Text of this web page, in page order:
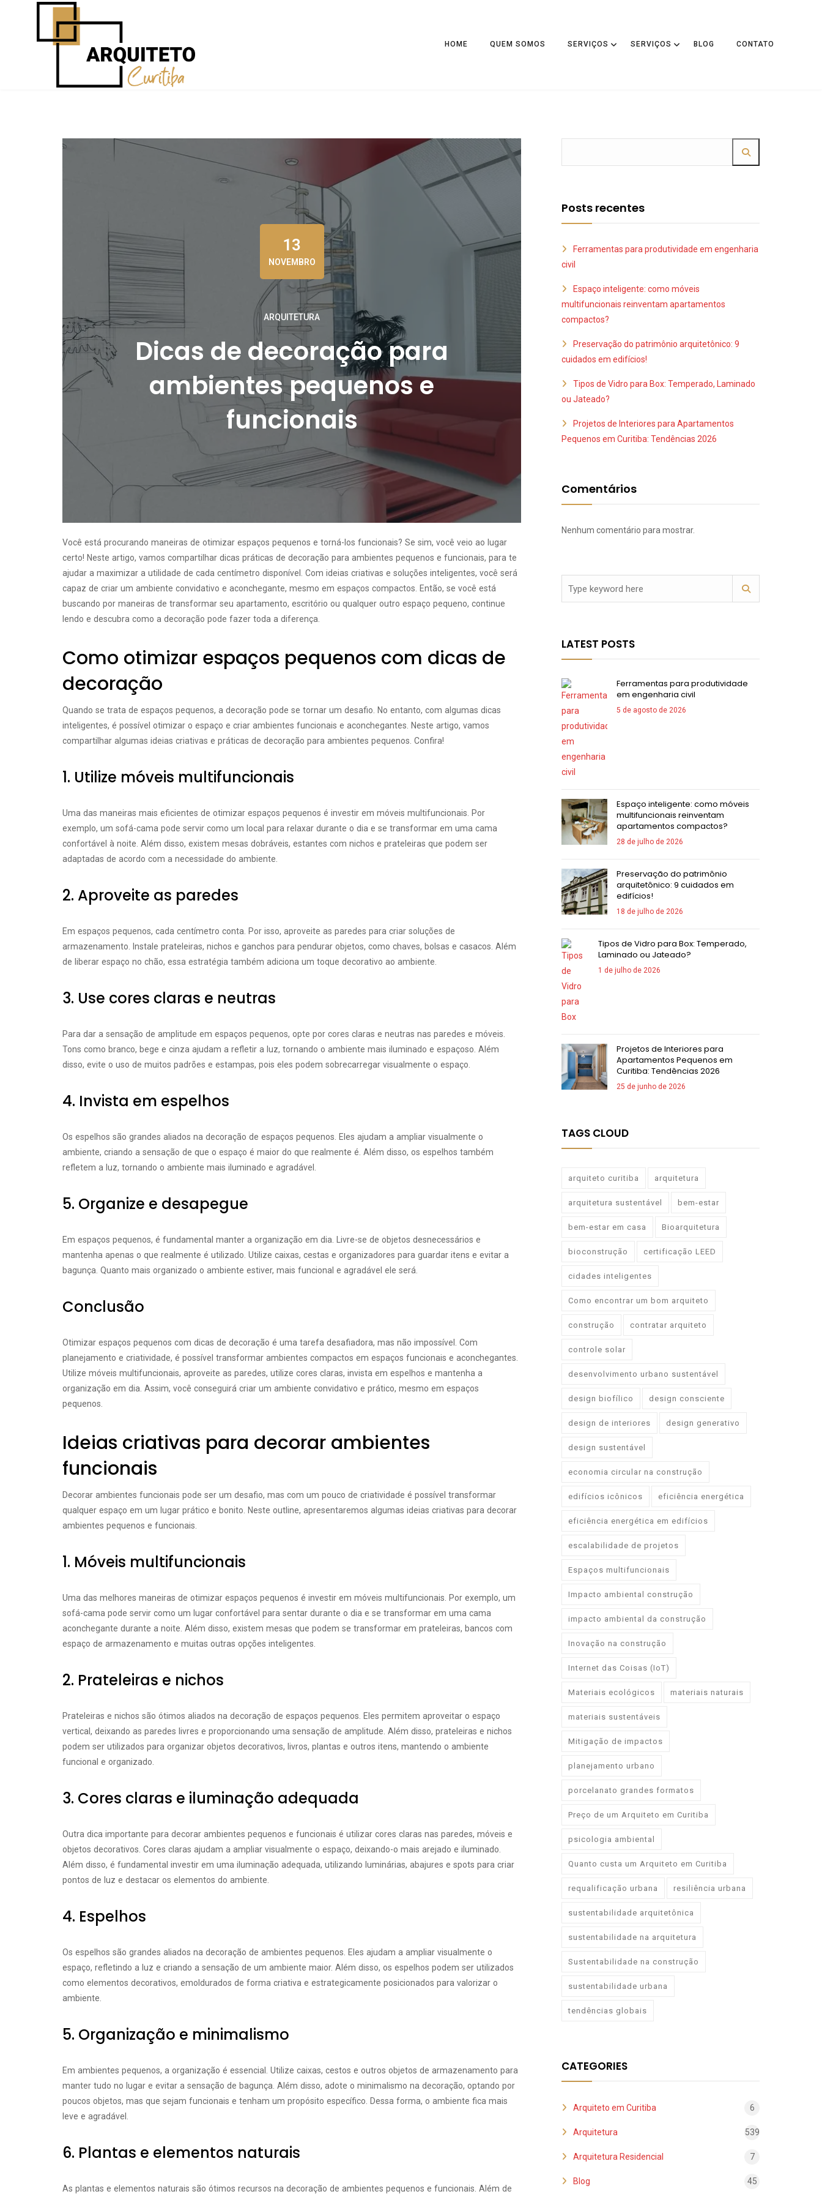
HOME QUEM SOMOS SERVIÇOS SERVIÇOS BLOG CONTATO
13
NOVEMBRO
ARQUITETURA
Dicas de decoração para
ambientes pequenos e
funcionais
Você está procurando maneiras de otimizar espaços pequenos e torná-los funcionais? Se sim, você veio ao lugar
certo! Neste artigo, vamos compartilhar dicas práticas de decoração para ambientes pequenos e funcionais, para te
ajudar a maximizar a utilidade de cada centímetro disponível. Com ideias criativas e soluções inteligentes, você será
capaz de criar um ambiente convidativo e aconchegante, mesmo em espaços compactos. Então, se você está
buscando por maneiras de transformar seu apartamento, escritório ou qualquer outro espaço pequeno, continue
lendo e descubra como a decoração pode fazer toda a diferença.
Como otimizar espaços pequenos com dicas de
decoração
Quando se trata de espaços pequenos, a decoração pode se tornar um desafio. No entanto, com algumas dicas
inteligentes, é possível otimizar o espaço e criar ambientes funcionais e aconchegantes. Neste artigo, vamos
compartilhar algumas ideias criativas e práticas de decoração para ambientes pequenos. Confira!
1. Utilize móveis multifuncionais
Uma das maneiras mais eficientes de otimizar espaços pequenos é investir em móveis multifuncionais. Por
exemplo, um sofá-cama pode servir como um local para relaxar durante o dia e se transformar em uma cama
confortável à noite. Além disso, existem mesas dobráveis, estantes com nichos e prateleiras que podem ser
adaptadas de acordo com a necessidade do ambiente.
2. Aproveite as paredes
Em espaços pequenos, cada centímetro conta. Por isso, aproveite as paredes para criar soluções de
armazenamento. Instale prateleiras, nichos e ganchos para pendurar objetos, como chaves, bolsas e casacos. Além
de liberar espaço no chão, essa estratégia também adiciona um toque decorativo ao ambiente.
3. Use cores claras e neutras
Para dar a sensação de amplitude em espaços pequenos, opte por cores claras e neutras nas paredes e móveis.
Tons como branco, bege e cinza ajudam a refletir a luz, tornando o ambiente mais iluminado e espaçoso. Além
disso, evite o uso de muitos padrões e estampas, pois eles podem sobrecarregar visualmente o espaço.
4. Invista em espelhos
Os espelhos são grandes aliados na decoração de espaços pequenos. Eles ajudam a ampliar visualmente o
ambiente, criando a sensação de que o espaço é maior do que realmente é. Além disso, os espelhos também
refletem a luz, tornando o ambiente mais iluminado e agradável.
5. Organize e desapegue
Em espaços pequenos, é fundamental manter a organização em dia. Livre-se de objetos desnecessários e
mantenha apenas o que realmente é utilizado. Utilize caixas, cestas e organizadores para guardar itens e evitar a
bagunça. Quanto mais organizado o ambiente estiver, mais funcional e agradável ele será.
Conclusão
Otimizar espaços pequenos com dicas de decoração é uma tarefa desafiadora, mas não impossível. Com
planejamento e criatividade, é possível transformar ambientes compactos em espaços funcionais e aconchegantes.
Utilize móveis multifuncionais, aproveite as paredes, utilize cores claras, invista em espelhos e mantenha a
organização em dia. Assim, você conseguirá criar um ambiente convidativo e prático, mesmo em espaços
pequenos.
Ideias criativas para decorar ambientes
funcionais
Decorar ambientes funcionais pode ser um desafio, mas com um pouco de criatividade é possível transformar
qualquer espaço em um lugar prático e bonito. Neste outline, apresentaremos algumas ideias criativas para decorar
ambientes pequenos e funcionais.
1. Móveis multifuncionais
Uma das melhores maneiras de otimizar espaços pequenos é investir em móveis multifuncionais. Por exemplo, um
sofá-cama pode servir como um lugar confortável para sentar durante o dia e se transformar em uma cama
aconchegante durante a noite. Além disso, existem mesas que podem se transformar em prateleiras, bancos com
espaço de armazenamento e muitas outras opções inteligentes.
2. Prateleiras e nichos
Prateleiras e nichos são ótimos aliados na decoração de espaços pequenos. Eles permitem aproveitar o espaço
vertical, deixando as paredes livres e proporcionando uma sensação de amplitude. Além disso, prateleiras e nichos
podem ser utilizados para organizar objetos decorativos, livros, plantas e outros itens, mantendo o ambiente
funcional e organizado.
3. Cores claras e iluminação adequada
Outra dica importante para decorar ambientes pequenos e funcionais é utilizar cores claras nas paredes, móveis e
objetos decorativos. Cores claras ajudam a ampliar visualmente o espaço, deixando-o mais arejado e iluminado.
Além disso, é fundamental investir em uma iluminação adequada, utilizando luminárias, abajures e spots para criar
pontos de luz e destacar os elementos do ambiente.
4. Espelhos
Os espelhos são grandes aliados na decoração de ambientes pequenos. Eles ajudam a ampliar visualmente o
espaço, refletindo a luz e criando a sensação de um ambiente maior. Além disso, os espelhos podem ser utilizados
como elementos decorativos, emoldurados de forma criativa e estrategicamente posicionados para valorizar o
ambiente.
5. Organização e minimalismo
Em ambientes pequenos, a organização é essencial. Utilize caixas, cestos e outros objetos de armazenamento para
manter tudo no lugar e evitar a sensação de bagunça. Além disso, adote o minimalismo na decoração, optando por
poucos objetos, mas que sejam funcionais e tenham um propósito específico. Dessa forma, o ambiente fica mais
leve e agradável.
6. Plantas e elementos naturais
As plantas e elementos naturais são ótimos recursos na decoração de ambientes pequenos e funcionais. Além de
Posts recentes
Ferramentas para produtividade em engenharia
civil
Espaço inteligente: como móveis
multifuncionais reinventam apartamentos
compactos?
Preservação do patrimônio arquitetônico: 9
cuidados em edifícios!
Tipos de Vidro para Box: Temperado, Laminado
ou Jateado?
Projetos de Interiores para Apartamentos
Pequenos em Curitiba: Tendências 2026
Comentários
Nenhum comentário para mostrar.
LATEST POSTS
Ferramentas para produtividade
em engenharia civil
5 de agosto de 2026
Espaço inteligente: como móveis
multifuncionais reinventam
apartamentos compactos?
28 de julho de 2026
Preservação do patrimônio
arquitetônico: 9 cuidados em
edifícios!
18 de julho de 2026
Tipos de Vidro para Box: Temperado,
Laminado ou Jateado?
1 de julho de 2026
Projetos de Interiores para
Apartamentos Pequenos em
Curitiba: Tendências 2026
25 de junho de 2026
TAGS CLOUD
arquiteto curitiba arquitetura
arquitetura sustentável bem-estar
bem-estar em casa Bioarquitetura
bioconstrução certificação LEED
cidades inteligentes
Como encontrar um bom arquiteto
construção contratar arquiteto
controle solar
desenvolvimento urbano sustentável
design biofílico design consciente
design de interiores design generativo
design sustentável
economia circular na construção
edifícios icônicos eficiência energética
eficiência energética em edifícios
escalabilidade de projetos
Espaços multifuncionais
Impacto ambiental construção
impacto ambiental da construção
Inovação na construção
Internet das Coisas (IoT)
Materiais ecológicos materiais naturais
materiais sustentáveis
Mitigação de impactos
planejamento urbano
porcelanato grandes formatos
Preço de um Arquiteto em Curitiba
psicologia ambiental
Quanto custa um Arquiteto em Curitiba
requalificação urbana resiliência urbana
sustentabilidade arquitetônica
sustentabilidade na arquitetura
Sustentabilidade na construção
sustentabilidade urbana
tendências globais
CATEGORIES
Arquiteto em Curitiba 6
Arquitetura 539
Arquitetura Residencial 7
Blog 45